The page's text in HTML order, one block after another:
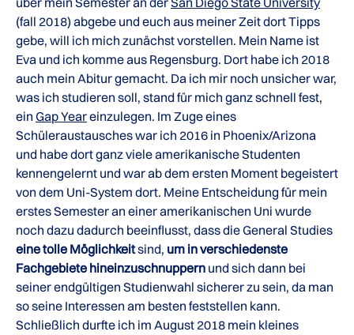
(fall 2018) abgebe und euch aus meiner Zeit dort Tipps
gebe, will ich mich zunächst vorstellen. Mein Name ist
Eva und ich komme aus Regensburg. Dort habe ich 2018
auch mein Abitur gemacht. Da ich mir noch unsicher war,
was ich studieren soll, stand für mich ganz schnell fest,
ein Gap Yeareinzulegen. Im Zuge eines
Schüleraustausches war ich 2016 in Phoenix/Arizona
und habe dort ganz viele amerikanische Studenten
kennengelernt und war ab dem ersten Moment begeistert
von dem Uni-System dort. Meine Entscheidung für mein
erstes Semester an einer amerikanischen Uni wurde
noch dazu dadurch beeinflusst, dass die General Studies
eine tolle Möglichkeitsind, um in verschiedenste
Fachgebiete hineinzuschnuppern und sich dann bei
seiner endgültigen Studienwahl sicherer zu sein, da man
so seine Interessen am besten feststellen kann.
Schließlich durfte ich im August 2018 mein kleines